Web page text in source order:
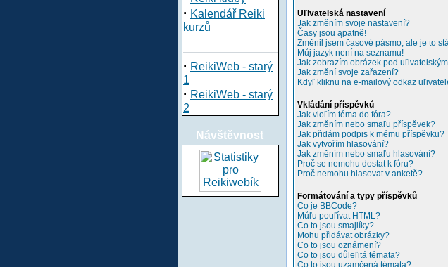
· Kalendář Reiki
kurzů
· ReikiWeb - starý
1
· ReikiWeb - starý
2
Návštěvnost
Uľivatelská nastavení
Jak změním svoje nastavení?
Časy jsou ąpatně!
Změnil jsem časové pásmo, ale je to
Můj jazyk není na seznamu!
Jak zobrazím obrázek pod
Jak změní svoje zařazení?
Kdyľ kliknu na e-mailový odkaz
Vkládání příspěvků
Jak vloľím téma do fóra?
Jak změním nebo smaľu příspěvek?
Jak přidám podpis k mému příspěvku?
Jak vytvořím hlasování?
Jak změním nebo smaľu hlasování?
Proč se nemohu dostat k fóru?
Proč nemohu hlasovat v anketě?
Formátování a typy příspěvků
Co je BBCode?
Můľu pouľívat HTML?
Co to jsou smajlíky?
Mohu přidávat obrázky?
Co to jsou oznámení?
Co to jsou důleľitá témata?
Co to jsou uzamčená témata?